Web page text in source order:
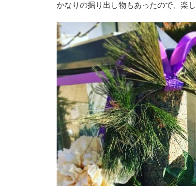
かなりの掘り出し物もあったので、楽